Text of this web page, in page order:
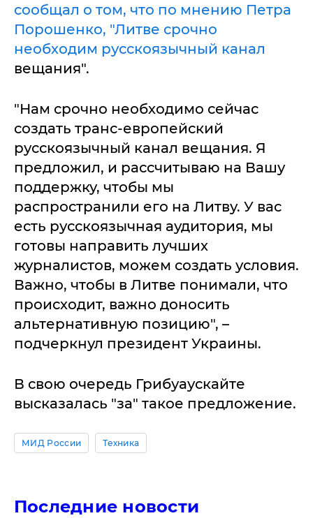
сообщал о том, что по мнению Петра
Порошенко, "Литве срочно
необходим русскоязычный канал
вещания".
"Нам срочно необходимо сейчас
создать транс-европейский
русскоязычный канал вещания. Я
предложил, и рассчитываю на Вашу
поддержку, чтобы мы
распространили его на Литву. У вас
есть русскоязычная аудитория, мы
готовы направить лучших
журналистов, можем создать условия.
Важно, чтобы в Литве понимали, что
происходит, важно доносить
альтернативную позицию", –
подчеркнул президент Украины.
В свою очередь Грибуаускайте
высказалась "за" такое предложение.
МИД России Техника
Последние новости